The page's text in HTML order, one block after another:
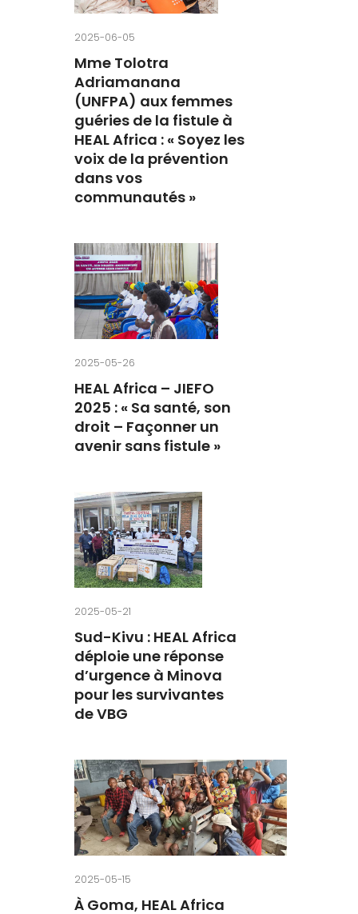
2025-06-05
Mme Tolotra
Adriamanana
(UNFPA) aux femmes
guéries de la fistule à
HEAL Africa : « Soyez les
voix de la prévention
dans vos
communautés »
2025-05-26
HEAL Africa – JIEFO
2025 : « Sa santé, son
droit – Façonner un
avenir sans fistule »
2025-05-21
Sud-Kivu : HEAL Africa
déploie une réponse
d’urgence à Minova
pour les survivantes
de VBG
2025-05-15
À Goma, HEAL Africa